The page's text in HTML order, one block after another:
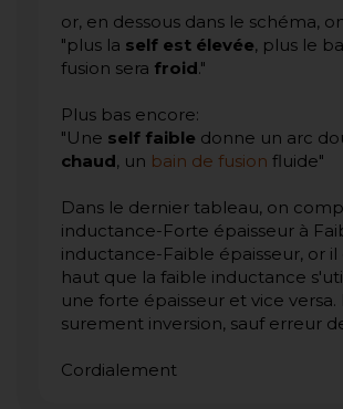
or, en dessous dans le schéma,
"plus la self est élevée, plus le
fusion sera froid."
Plus bas encore:
"Une self faible donne un arc
chaud, un bain de fusion fluide"
Dans le dernier tableau, on
inductance-Forte épaisseur à
inductance-Faible épaisseur, or
haut que la faible inductance
une forte épaisseur et vice versa.
surement inversion, sauf erreur
Cordialement